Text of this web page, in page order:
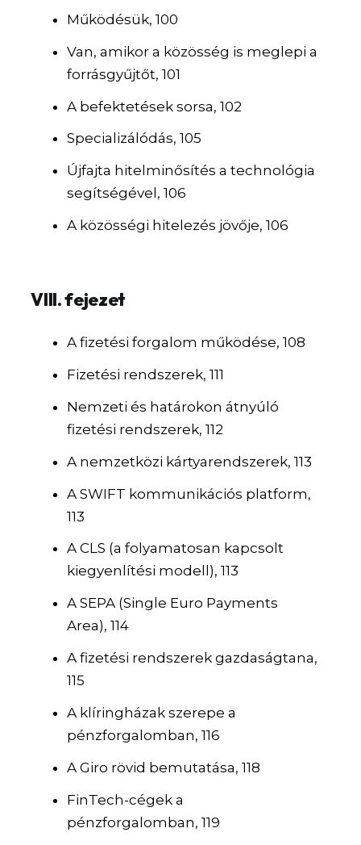
Működésük, 100
Van, amikor a közösség is meglepi a
forrásgyűjtőt, 101
A befektetések sorsa, 102
Specializálódás, 105
Újfajta hitelminősítés a technológia
segítségével, 106
A közösségi hitelezés jövője, 106
VIII. fejezet
A fizetési forgalom működése, 108
Fizetési rendszerek, 111
Nemzeti és határokon átnyúló
fizetési rendszerek, 112
A nemzetközi kártyarendszerek, 113
A SWIFT kommunikációs platform,
113
A CLS (a folyamatosan kapcsolt
kiegyenlítési modell), 113
A SEPA (Single Euro Payments
Area), 114
A fizetési rendszerek gazdaságtana,
115
A klíringházak szerepe a
pénzforgalomban, 116
A Giro rövid bemutatása, 118
FinTech-cégek a
pénzforgalomban, 119